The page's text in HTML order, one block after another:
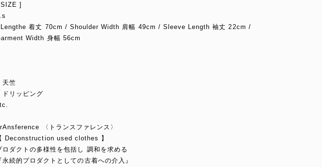
]
着丈 70cm / Shoulder Width 肩幅 49cm / Sleeve Length 袖丈 22cm /
Width 身幅 56cm
天竺
ドリッピング
〈トランスファレンス〉
Deconstruction used clothes 】
ロダクトの多様性を包括し 調和を求める
永続的プロダクトとしての古着への介入』